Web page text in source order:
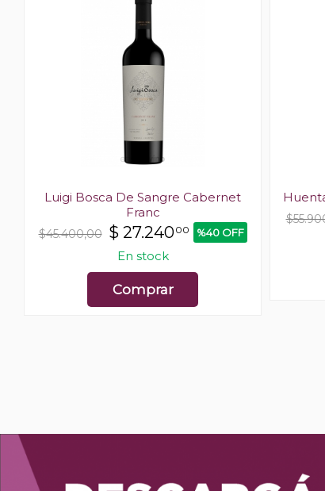
Luigi Bosca De Sangre Cabernet
Franc
$45.400,00 $ 27.24000 %40 OFF
En stock
Comprar